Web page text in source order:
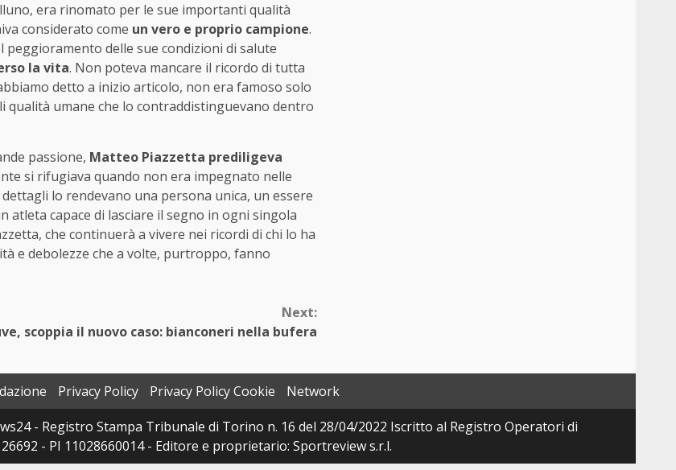
era rinomato per le sue importanti qualità
considerato come un vero e proprio campione.
delle sue condizioni di salute
la vita. Non poteva mancare il ricordo di tutta
detto a inizio articolo, non era famoso solo
qualità umane che lo contraddistinguevano dentro
passione, Matteo Piazzetta prediligeva
si rifugiava quando non era impegnato nelle
lo rendevano una persona unica, un essere
capace di lasciare il segno in ogni singola
che continuerà a vivere nei ricordi di chi lo ha
e debolezze che a volte, purtroppo, fanno
Next:
scoppia il nuovo caso: bianconeri nella bufera
Privacy Policy Privacy Policy Cookie
Network
- Registro Stampa Tribunale di Torino n. 16 del 28/04/2022 Iscritto al Registro Operatori di
- PI 11028660014 - Editore e proprietario: Sportreview s.r.l.